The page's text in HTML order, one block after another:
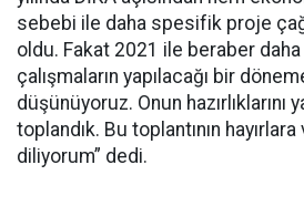
sebebi ile daha spesifik proje
oldu. Fakat 2021 ile beraber daha
çalışmaların yapılacağı bir
düşünüyoruz. Onun hazırlıklarını
toplandık. Bu toplantının
diliyorum” dedi.